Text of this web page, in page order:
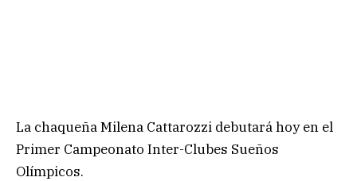
La chaqueña Milena Cattarozzi debutará hoy en el
Primer Campeonato Inter-Clubes Sueños
Olímpicos.